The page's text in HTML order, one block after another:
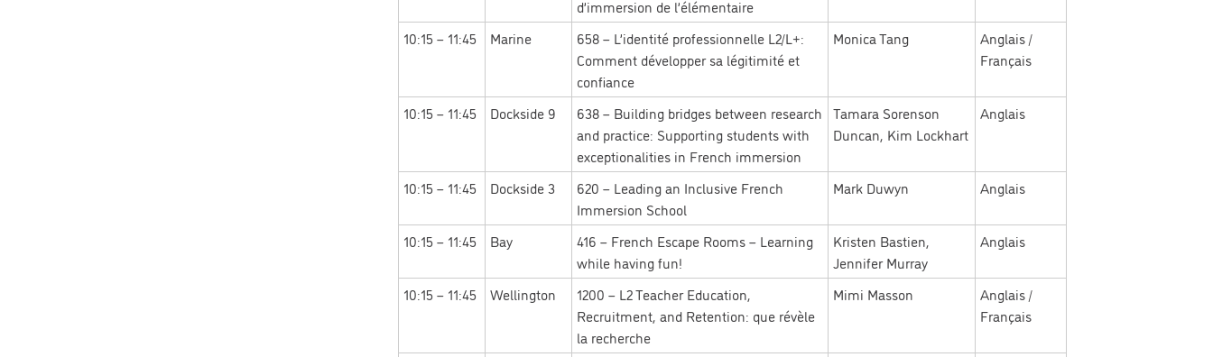
d’immersion de l’élémentaire
10:15 – 11:45 Marine
658 – L’identité professionnelle L2/L+:
Comment développer sa légitimité et
confiance
Monica Tang
Anglais /
Français
10:15 – 11:45 Dockside 9
638 – Building bridges between research
and practice: Supporting students with
exceptionalities in French immersion
Tamara Sorenson
Duncan, Kim Lockhart
Anglais
10:15 – 11:45 Dockside 3
620 – Leading an Inclusive French
Immersion School
Mark Duwyn Anglais
10:15 – 11:45 Bay
416 – French Escape Rooms – Learning
while having fun!
Kristen Bastien,
Jennifer Murray
Anglais
10:15 – 11:45 Wellington
1200 – L2 Teacher Education,
Recruitment, and Retention: que révèle
la recherche
Mimi Masson
Anglais /
Français